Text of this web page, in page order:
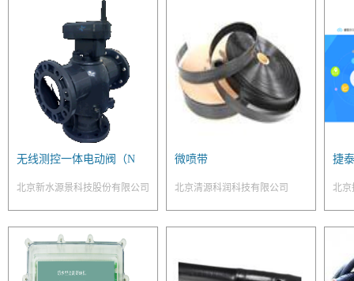
无线测控一体电动阀（N
北京新水源景科技股份有限公司
微喷带
北京清源科润科技有限公司
捷
北京